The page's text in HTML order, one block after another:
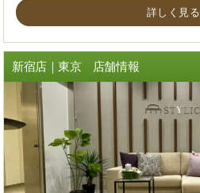
詳しく見る
新宿店｜東京 店舗情報